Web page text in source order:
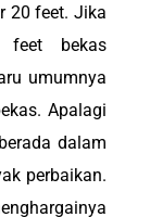
20 feet. Jika
bekas
umumnya
Apalagi
dalam
perbaikan.